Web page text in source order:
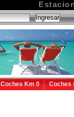
Coches Km 0 Coches